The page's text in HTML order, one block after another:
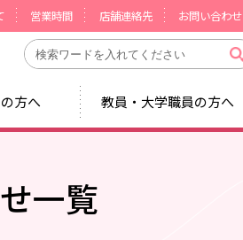
営業時間 店舗連絡先 お問い合わせ
方へ 教員・大学職員の方へ
一覧